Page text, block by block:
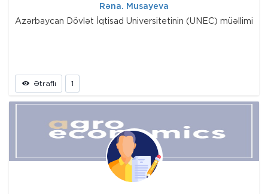
Rəna. Musayeva
Azərbaycan Dövlət İqtisad Universitetinin (UNEC) müəllimi
Ətraflı 1